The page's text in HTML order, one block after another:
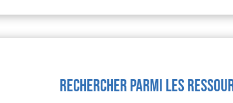
Rechercher parmi les